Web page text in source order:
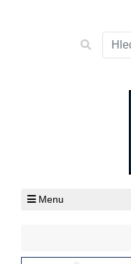
Menu